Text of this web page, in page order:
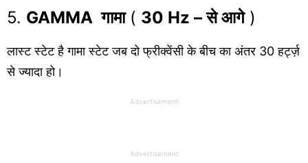
5. GAMMA गामा( 30 Hz – से आगे)
लास्ट स्टेट है गामा स्टेट जब दो फ्रीक्वेंसी के बीच का अंतर 30 हर्ट्ज़
से ज्यादा हो।
Advertisement
Advertisement